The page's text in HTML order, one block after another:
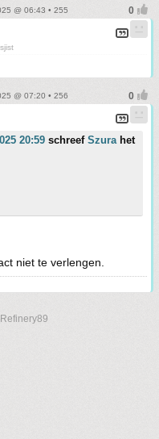
@ 06:43 • 255
@ 07:20 • 256
20:59 schreef Szurahet
niet te verlengen.